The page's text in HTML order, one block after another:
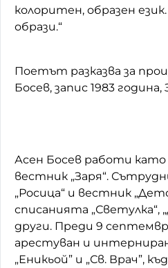
колоритен, образен
образи.“
Поетът разказва за
Босев, запис 1983
Асен Босев работи
вестник „Заря“.
„Росица“ и вестник
списанията „Светулка“,
други. Преди 9
арестуван и
„Еникьой” и „Св. Врач”,